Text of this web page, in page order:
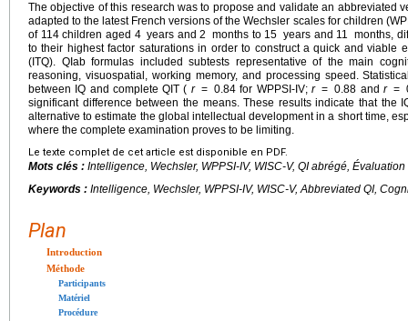
The objective of this research was to propose and validate an abbreviated
adapted to the latest French versions of the Wechsler scales for children
of 114 children aged 4 years and 2 months to 15 years and 11 months,
to their highest factor saturations in order to construct a quick and viable
(ITQ). QIab formulas included subtests representative of the main
reasoning, visuospatial, working memory, and processing speed.
between IQ and complete QIT ( r = 0.84 for WPPSI-IV; r = 0.88 and r =
significant difference between the means. These results indicate that the
alternative to estimate the global intellectual development in a short time,
where the complete examination proves to be limiting.
Le texte complet de cet article est disponible en PDF.
Mots clés : Intelligence, Wechsler, WPPSI-IV, WISC-V, QI abrégé,
Keywords : Intelligence, Wechsler, WPPSI-IV, WISC-V, Abbreviated QI,
Plan
Introduction
Méthode
Participants
Matériel
Procédure